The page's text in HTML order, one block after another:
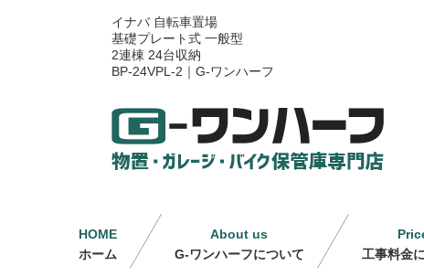
イナバ 自転車置場
基礎プレート式 一般型
2連棟 24台収納
BP-24VPL-2｜G-ワンハーフ
HOME
ホーム
About us
G-ワンハーフについて
工事料金